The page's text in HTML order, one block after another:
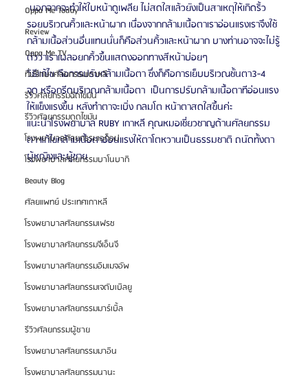
Oppa Me Today
Review
Oppa Me TV
ที่ปรึกษาศัลยกรรมเกาหลี
รีวิวศัลยกรรมฉีดไขมัน
รีวิวศัลยกรรมดูดไขมัน
โรงพยาบาลศัลยกรรมเอท็อป
โรงพยาบาลศัลยกรรมบาโนบากิ
Beauty Blog
ศัลยแพทย์ ประเทศเกาหลี
โรงพยาบาลศัลยกรรมเฟรช
โรงพยาบาลศัลยกรรมจีเอ็นจี
โรงพยาบาลศัลยกรรมอิมเมจอัพ
โรงพยาบาลศัลยกรรมเจดับเบิลยู
โรงพยาบาลศัลยกรรมมาร์เบิ้ล
รีวิวศัลยกรรมผู้ชาย
โรงพยาบาลศัลยกรรมมาอิน
โรงพยาบาลศัลยกรรมนานะ
นอกจากจะทำให้ใบหน้าดูเพลีย ไม่สดใสแล้วยังเป็นสาเหตุให้เกิดริ้ว
รอยบริเวณคิ้วและหน้าผาก เนื่องจากกล้ามเนื้อตาเราอ่อนแรงเราจึงใช้
กล้ามเนื้อส่วนอื่นแทนนั่นก็คือส่วนคิ้วและหน้าผาก บางท่านอาจจะไม่รู้
ตัวว่าเราเผลอยกคิ้วขึ้นแสดงออกทางสีหน้าบ่อยๆ
วิธีแก้ไข คือการปรับกล้ามเนื้อตา ซึ่งก็คือการเย็บบริเวณชั้นตา3-4
จุด หรือกรีดบริเวณกล้ามเนื้อตา  เป็นการปรับกล้ามเนื้อตาทีอ่อนแรง
ให้แข็งแรงขึ้น หลังทำตาจะเบิ่ง กลมโต หน้าตาสดใสขึ้นค่ะ
แนะนำโรงพยาบาล RUBY เกาหลี คุณหมอเชี่ยวชาญด้านศัลยกรรม
ตา แก้ไขกล้ามเนื้อตาอ่อนแรงให้ตาโตหวานเป็นธรรมชาติ ถนัดทั้งตา
ผู้หญิงและผู้ชาย